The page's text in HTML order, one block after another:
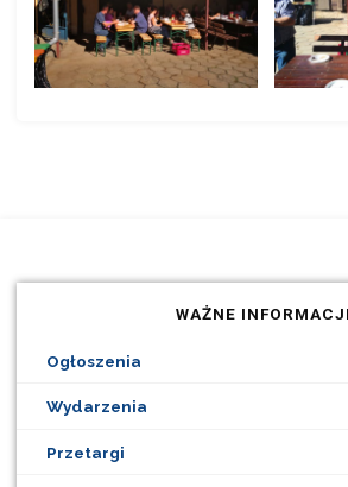
WAŻNE
Ogłoszenia
Wydarzenia
Przetargi